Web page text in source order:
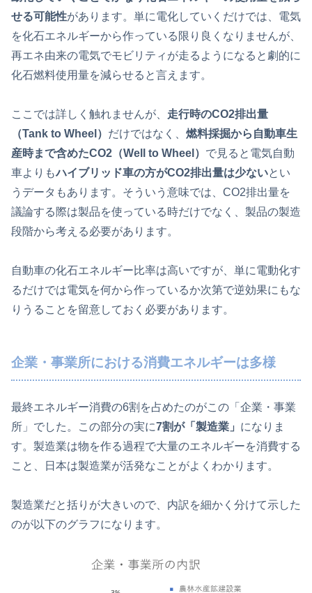
せる可能性があります。単に電化していくだけでは、電気
を化石エネルギーから作っている限り良くなりませんが、
再エネ由来の電気でモビリティが走るようになると劇的に
化石燃料使用量を減らせると言えます。
ここでは詳しく触れませんが、 走行時のCO2排出量
（Tank to Wheel） だけではなく、 燃料採掘から自動車生
産時まで含めたCO2（Well to Wheel） で見ると電気自動
車よりもハイブリッド車の方がCO2排出量は少ないとい
うデータもあります。そういう意味では、CO2排出量を
議論する際は製品を使っている時だけでなく、製品の製造
段階から考える必要があります。
自動車の化石エネルギー比率は高いですが、単に電動化す
るだけでは電気を何から作っているか次第で逆効果にもな
りうることを留意しておく必要があります。
企業・事業所における消費エネルギーは多様
最終エネルギー消費の6割を占めたのがこの「企業・事業
所」でした。この部分の実に7割が「製造業」 になりま
す。製造業は物を作る過程で大量のエネルギーを消費する
こと、日本は製造業が活発なことがよくわかります。
製造業だと括りが大きいので、内訳を細かく分けて示した
のが以下のグラフになります。